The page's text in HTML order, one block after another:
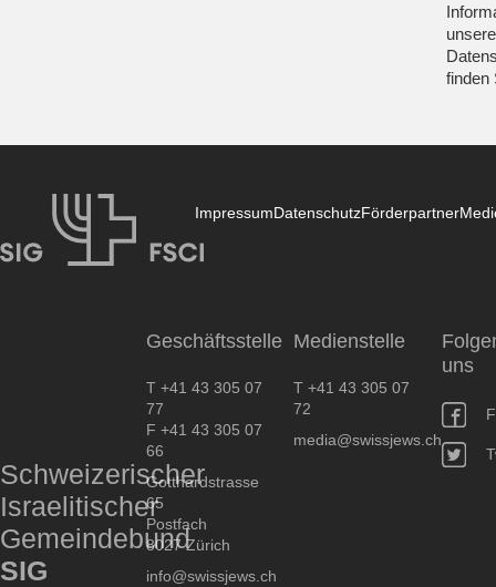
finden
ImpressumDatenschutzFörderpartner
Schweizerischer
Israelitischer
Gemeindebund
SIG
Geschäftsstelle
T +41 43 305 07
77
F +41 43 305 07
66
Gotthardstrasse
65
Postfach
8027 Zürich
info@swissjews.ch
Medienstelle
T +41 43 305 07
72
media@swissjews.ch
uns